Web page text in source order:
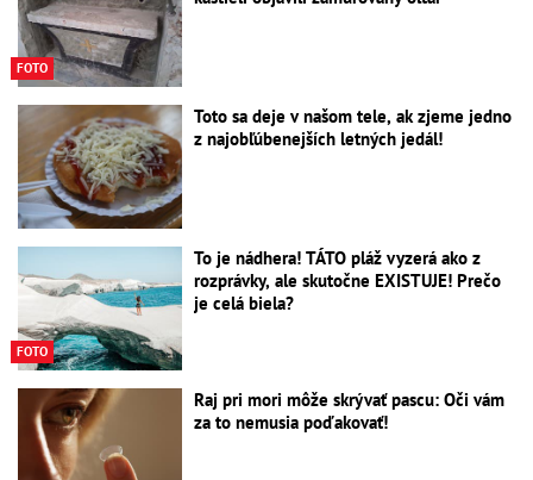
FOTO
Toto sa deje v našom tele, ak zjeme jedno
z najobľúbenejších letných jedál!
FOTO
To je nádhera! TÁTO pláž vyzerá ako z
rozprávky, ale skutočne EXISTUJE! Prečo
je celá biela?
Raj pri mori môže skrývať pascu: Oči vám
za to nemusia poďakovať!